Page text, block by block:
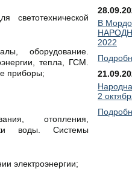
В
2022
2
светотехнической
оборудование.
тепла, ГСМ.
приборы;
отопления,
воды. Системы
электроэнергии;